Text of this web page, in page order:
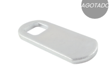
AGOTADO